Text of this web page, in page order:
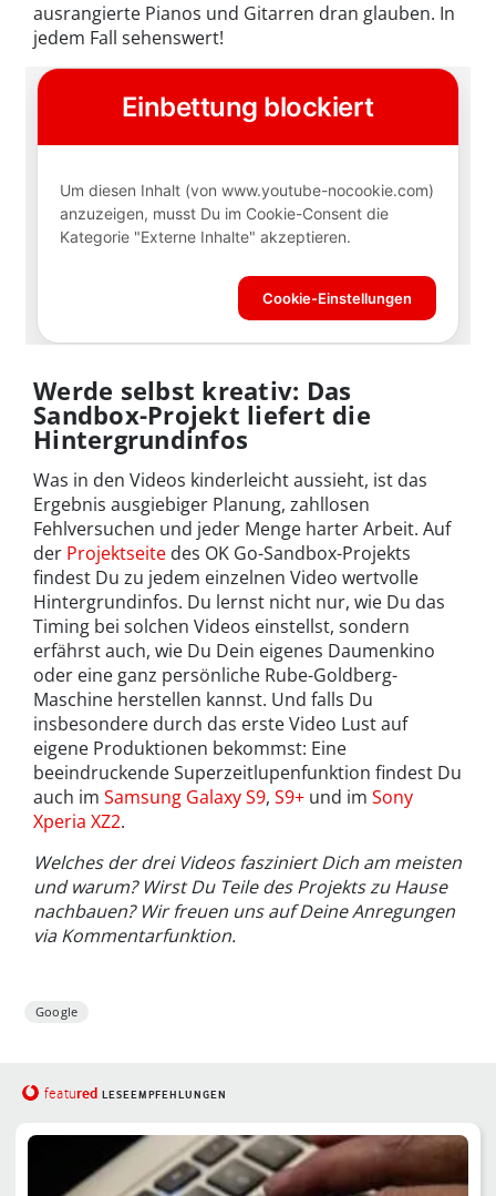
ausrangierte Pianos und Gitarren dran glauben. In
jedem Fall sehenswert!
Werde selbst kreativ: Das
Sandbox-Projekt liefert die
Hintergrundinfos
Was in den Videos kinderleicht aussieht, ist das
Ergebnis ausgiebiger Planung, zahllosen
Fehlversuchen und jeder Menge harter Arbeit. Auf
der Projektseite des OK Go-Sandbox-Projekts
findest Du zu jedem einzelnen Video wertvolle
Hintergrundinfos. Du lernst nicht nur, wie Du das
Timing bei solchen Videos einstellst, sondern
erfährst auch, wie Du Dein eigenes Daumenkino
oder eine ganz persönliche Rube-Goldberg-
Maschine herstellen kannst. Und falls Du
insbesondere durch das erste Video Lust auf
eigene Produktionen bekommst: Eine
beeindruckende Superzeitlupenfunktion findest Du
auch im Samsung Galaxy S9, S9+ und im Sony
Xperia XZ2.
Welches der drei Videos fasziniert Dich am meisten
und warum? Wirst Du Teile des Projekts zu Hause
nachbauen? Wir freuen uns auf Deine Anregungen
via Kommentarfunktion.
Google
featured LESEEMPFEHLUNGEN